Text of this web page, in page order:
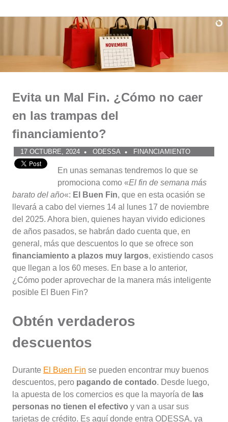
Comunidad
ODESSA
Evita un Mal Fin. ¿Cómo no caer
en las trampas del
financiamiento?
17 OCTUBRE, 2024 ODESSA FINANCIAMIENTO
En unas semanas tendremos lo que se
promociona como «El fin de semana más
barato del año«: El Buen Fin, que en esta ocasión se
llevará a cabo del viernes 14 al lunes 17 de noviembre
del 2025. Ahora bien, quienes hayan vivido ediciones
de años pasados, se habrán dado cuenta que, en
general, más que descuentos lo que se ofrece son
financiamiento a plazos muy largos, existiendo casos
que llegan a los 60 meses. En base a lo anterior,
¿Cómo poder aprovechar de la manera más inteligente
posible El Buen Fin?
Obtén verdaderos
descuentos
Durante El Buen Fin se pueden encontrar muy buenos
descuentos, pero pagando de contado. Desde luego,
la apuesta de los comercios es que la mayoría de las
personas no tienen el efectivo y van a usar sus
tarjetas de crédito. Es aquí donde entra ODESSA, ya